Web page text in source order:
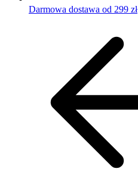
Darmowa dostawa od 299 zł